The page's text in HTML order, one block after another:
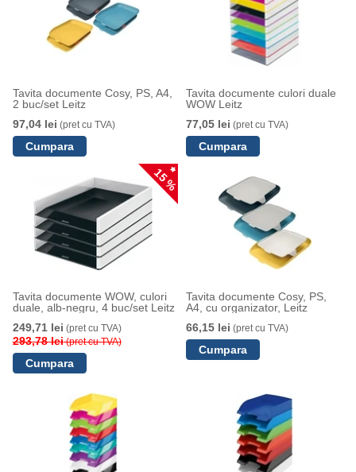
Tavita documente Cosy, PS, A4,
2 buc/set Leitz
97,04 lei (pret cu TVA)
Tavita documente culori duale
WOW Leitz
77,05 lei (pret cu TVA)
15 %
Tavita documente WOW, culori
duale, alb-negru, 4 buc/set Leitz
249,71 lei (pret cu TVA)
293,78 lei(pret cu TVA)
Tavita documente Cosy, PS,
A4, cu organizator, Leitz
66,15 lei (pret cu TVA)